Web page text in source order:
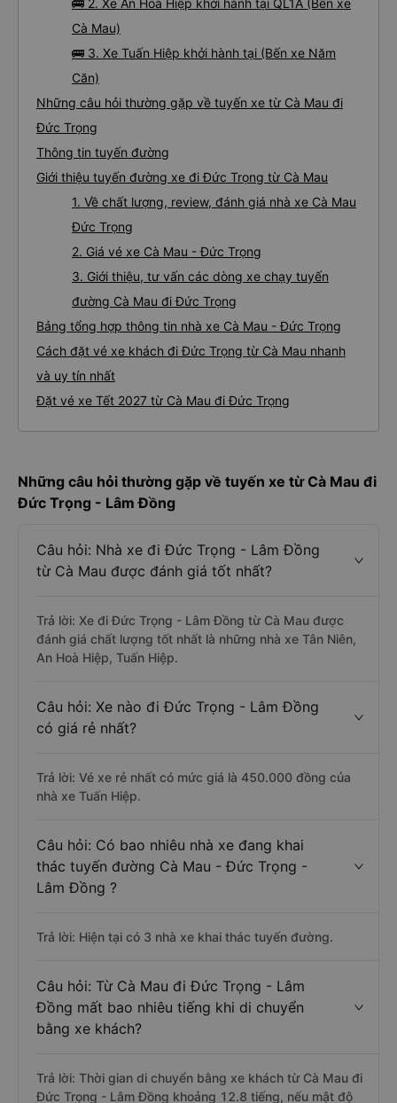
🚌 2. Xe An Hoà Hiệp khởi hành tại QL1A (Bến xe
Cà Mau)
🚌 3. Xe Tuấn Hiệp khởi hành tại (Bến xe Năm
Căn)
Những câu hỏi thường gặp về tuyến xe từ Cà Mau đi
Đức Trọng
Thông tin tuyến đường
Giới thiệu tuyến đường xe đi Đức Trọng từ Cà Mau
1. Về chất lượng, review, đánh giá nhà xe Cà Mau
Đức Trọng
2. Giá vé xe Cà Mau - Đức Trọng
3. Giới thiệu, tư vấn các dòng xe chạy tuyến
đường Cà Mau đi Đức Trọng
Bảng tổng hợp thông tin nhà xe Cà Mau - Đức Trọng
Cách đặt vé xe khách đi Đức Trọng từ Cà Mau nhanh
và uy tín nhất
Đặt vé xe Tết 2027 từ Cà Mau đi Đức Trọng
Những câu hỏi thường gặp về tuyến xe từ Cà Mau đi
Đức Trọng - Lâm Đồng
Câu hỏi: Nhà xe đi Đức Trọng - Lâm Đồng
từ Cà Mau được đánh giá tốt nhất?
Trả lời: Xe đi Đức Trọng - Lâm Đồng từ Cà Mau được
đánh giá chất lượng tốt nhất là những nhà xe Tân Niên,
An Hoà Hiệp, Tuấn Hiệp.
Câu hỏi: Xe nào đi Đức Trọng - Lâm Đồng
có giá rẻ nhất?
Trả lời: Vé xe rẻ nhất có mức giá là 450.000 đồng của
nhà xe Tuấn Hiệp.
Câu hỏi: Có bao nhiêu nhà xe đang khai
thác tuyến đường Cà Mau - Đức Trọng -
Lâm Đồng ?
Trả lời: Hiện tại có 3 nhà xe khai thác tuyến đường.
Câu hỏi: Từ Cà Mau đi Đức Trọng - Lâm
Đồng mất bao nhiêu tiếng khi di chuyển
bằng xe khách?
Trả lời: Thời gian di chuyển bằng xe khách từ Cà Mau đi
Đức Trọng - Lâm Đồng khoảng 12.8 tiếng, nếu mật độ